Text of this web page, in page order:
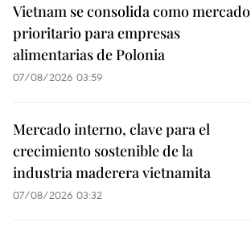
Vietnam se consolida como mercado
prioritario para empresas
alimentarias de Polonia
07/08/2026 03:59
Mercado interno, clave para el
crecimiento sostenible de la
industria maderera vietnamita
07/08/2026 03:32